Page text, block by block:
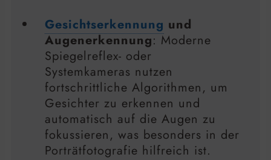
Gesichtserkennung und
Augenerkennung: Moderne
Spiegelreflex- oder
Systemkameras nutzen
fortschrittliche Algorithmen, um
Gesichter zu erkennen und
automatisch auf die Augen zu
fokussieren, was besonders in der
Porträtfotografie hilfreich ist.